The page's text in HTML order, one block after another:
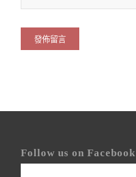
Follow us on Facebook